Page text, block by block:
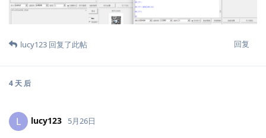
回复
lucy123 回复了此帖
4 天 后
L lucy123 5月26日